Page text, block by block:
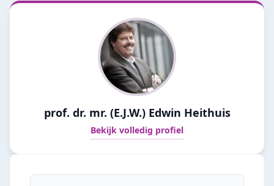
prof. dr. mr. (E.J.W.) Edwin Heithuis
Bekijk volledig profiel